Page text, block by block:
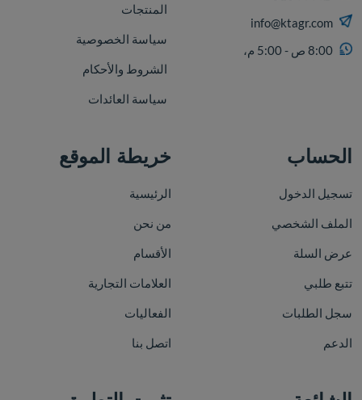
info@ktagr.com
8:00 ص - 5:00 م،
المنتجات
سياسة الخصوصية
الشروط والأحكام
سياسة العائدات
الحساب
تسجيل الدخول
الملف الشخصي
عرض السلة
تتبع طلبي
سجل الطلبات
الدعم
خريطة الموقع
الرئيسية
من نحن
الأقسام
العلامات التجارية
الفعاليات
اتصل بنا